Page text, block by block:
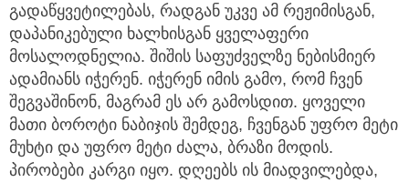
გადაწყვეტილებას, რადგან უკვე ამ რეჟიმისგან,
დაპანიკებული ხალხისგან ყველაფერი
მოსალოდნელია. შიშის საფუძველზე ნებისმიერ
ადამიანს იჭერენ. იჭერენ იმის გამო, რომ ჩვენ
შეგვაშინონ, მაგრამ ეს არ გამოსდით. ყოველი
მათი ბოროტი ნაბიჯის შემდეგ, ჩვენგან უფრო მეტი
მუხტი და უფრო მეტი ძალა, ბრაზი მოდის.
პირობები კარგი იყო. დღეებს ის მიადვილებდა,